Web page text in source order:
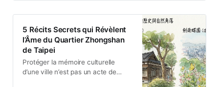
5 Récits Secrets qui Révèlent
l’Âme du Quartier Zhongshan
de Taipei
Protéger la mémoire culturelle
d’une ville n’est pas un acte de